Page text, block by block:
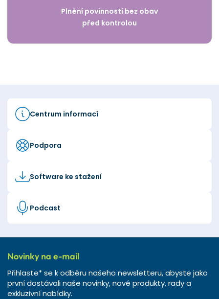
Plnění povinností bez obav
před kontrolou
Centrum informací
Podpora
Software ke stažení
Podcast
Novinky na e-mail
Přihlaste* se k odběru našeho newsletteru, abyste jako
první dostávali naše novinky, nové produkty, rady a
exkluzivní nabídky.